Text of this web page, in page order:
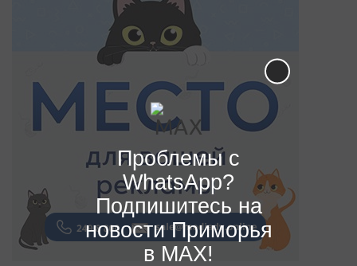
Проблемы с
WhatsApp?
Подпишитесь на
новости Приморья
в MAX!